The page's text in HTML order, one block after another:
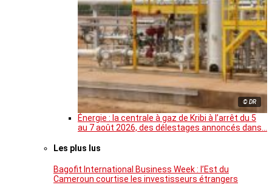
© DR
Énergie : la centrale à gaz de Kribi à l’arrêt du 5
au 7 août 2026, des délestages annoncés dans…
Les plus lus
Bagofit International Business Week : l’Est du
Cameroun courtise les investisseurs étrangers